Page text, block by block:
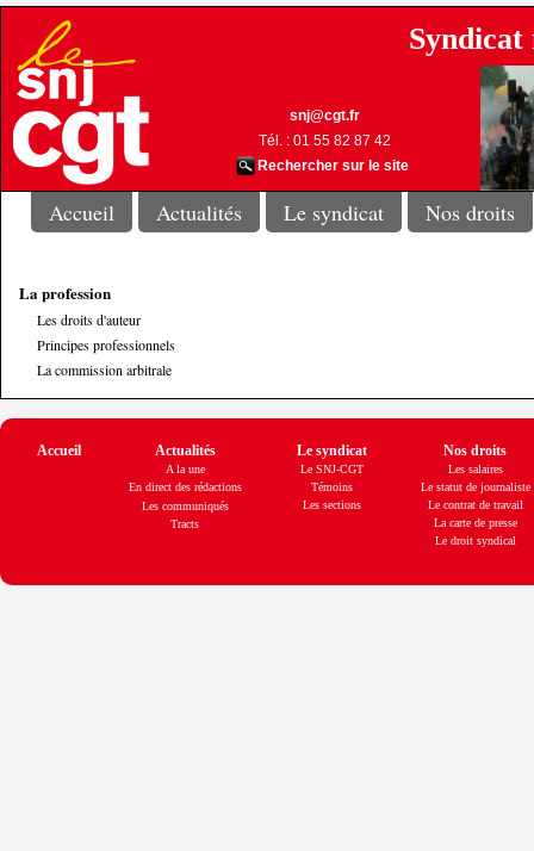
snj@cgt.fr
Tél. : 01 55 82 87 42
Rechercher sur le site
Accueil Actualités Le syndicat Nos droits
La profession
Les droits d'auteur
Principes professionnels
La commission arbitrale
Accueil Actualités Le syndicat Nos droits
A la une
En direct des rédactions
Les communiqués
Tracts
Le SNJ-CGT
Témoins
Les sections
Les salaires
Le statut de journaliste
Le contrat de travail
La carte de presse
Le droit syndical